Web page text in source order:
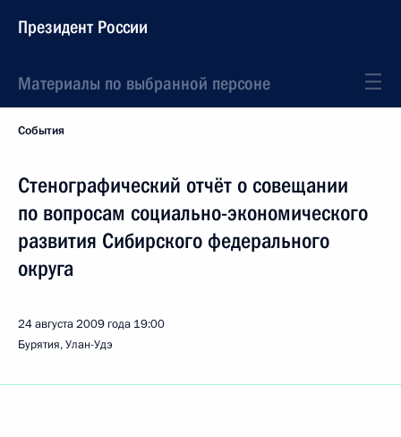
Президент России
Материалы по выбранной персоне
События
Стенографический отчёт о совещании
по вопросам социально-экономического
развития Сибирского федерального
округа
24 августа 2009 года 19:00
Бурятия, Улан-Удэ